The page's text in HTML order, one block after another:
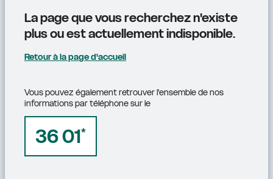
La page que vous recherchez n'existe
plus ou est actuellement indisponible.
Retour à la page d'accueil
Vous pouvez également retrouver l'ensemble de nos
informations par téléphone sur le
36 01*